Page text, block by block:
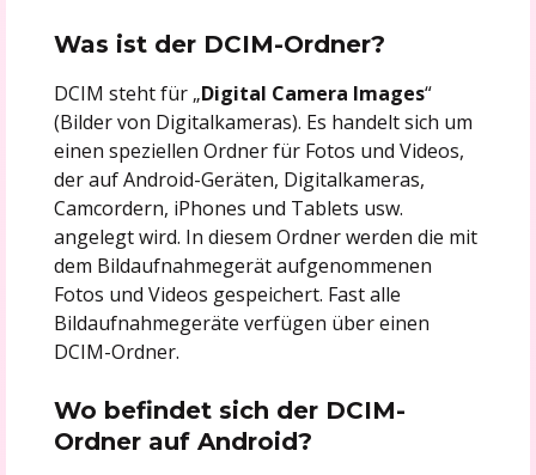
Was ist der DCIM-Ordner?
DCIM steht für „Digital Camera Images“
(Bilder von Digitalkameras). Es handelt sich um
einen speziellen Ordner für Fotos und Videos,
der auf Android-Geräten, Digitalkameras,
Camcordern, iPhones und Tablets usw.
angelegt wird. In diesem Ordner werden die mit
dem Bildaufnahmegerät aufgenommenen
Fotos und Videos gespeichert. Fast alle
Bildaufnahmegeräte verfügen über einen
DCIM-Ordner.
Wo befindet sich der DCIM-
Ordner auf Android?